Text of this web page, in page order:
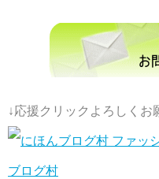
↓応援クリックよろしくお
ブログ村